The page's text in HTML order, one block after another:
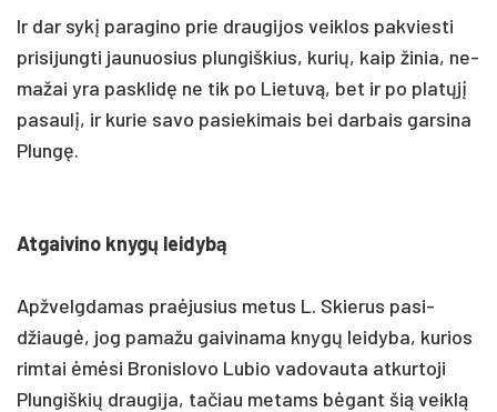
Ir dar sykį pa­ra­gi­no prie drau­gi­jos veik­los pa­kvies­ti
pri­si­jung­ti jau­nuo­sius plun­giš­kius, ku­rių, kaip ži­nia, ne­
ma­žai yra pa­sklidę ne tik po Lie­tuvą, bet ir po platųjį
pa­saulį, ir ku­rie sa­vo pa­sie­ki­mais bei dar­bais gar­si­na
Plungę.
At­gai­vi­no knygų lei­dybą
Apž­velg­da­mas pra­ėju­sius me­tus L. Skie­rus pa­si­
džiaugė, jog pa­ma­žu gai­vi­na­ma knygų lei­dy­ba, ku­rios
rim­tai ėmėsi Bro­nis­lo­vo Lu­bio va­do­vau­ta at­kur­to­ji
Plun­giš­kių drau­gi­ja, ta­čiau me­tams bėgant šią veiklą